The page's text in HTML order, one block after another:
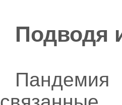
Подводя
Пандемия